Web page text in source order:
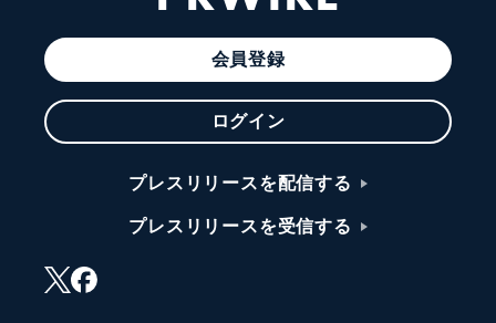
会員登録
ログイン
プレスリリースを配信する
プレスリリースを受信する